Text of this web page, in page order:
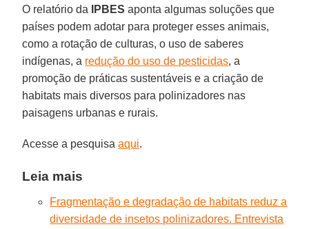
O relatório da IPBES aponta algumas soluções que
países podem adotar para proteger esses animais,
como a rotação de culturas, o uso de saberes
indígenas, a redução do uso de pesticidas, a
promoção de práticas sustentáveis e a criação de
habitats mais diversos para polinizadores nas
paisagens urbanas e rurais.
Acesse a pesquisaaqui.
Leia mais
Fragmentação e degradação de habitats reduz a
diversidade de insetos polinizadores. Entrevista